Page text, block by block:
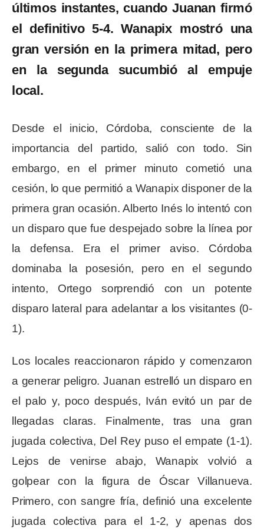
últimos instantes, cuando Juanan firmó
el definitivo 5-4. Wanapix mostró una
gran versión en la primera mitad, pero
en la segunda sucumbió al empuje
local.
Desde el inicio, Córdoba, consciente de la
importancia del partido, salió con todo. Sin
embargo, en el primer minuto cometió una
cesión, lo que permitió a Wanapix disponer de la
primera gran ocasión. Alberto Inés lo intentó con
un disparo que fue despejado sobre la línea por
la defensa. Era el primer aviso. Córdoba
dominaba la posesión, pero en el segundo
intento, Ortego sorprendió con un potente
disparo lateral para adelantar a los visitantes (0-
1).
Los locales reaccionaron rápido y comenzaron
a generar peligro. Juanan estrelló un disparo en
el palo y, poco después, Iván evitó un par de
llegadas claras. Finalmente, tras una gran
jugada colectiva, Del Rey puso el empate (1-1).
Lejos de venirse abajo, Wanapix volvió a
golpear con la figura de Óscar Villanueva.
Primero, con sangre fría, definió una excelente
jugada colectiva para el 1-2, y apenas dos